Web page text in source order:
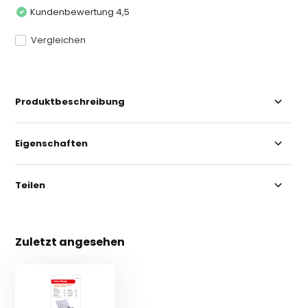
Kundenbewertung 4,5
Vergleichen
Produktbeschreibung
Eigenschaften
Teilen
Zuletzt angesehen